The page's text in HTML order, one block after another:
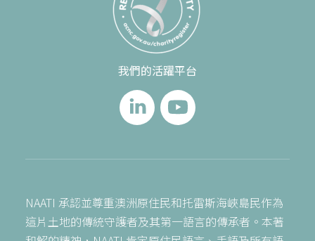
我們的活躍平台
NAATI 承認並尊重澳洲原住民和托雷斯海峽島民作為
這片土地的傳統守護者及其第一語言的傳承者。本著